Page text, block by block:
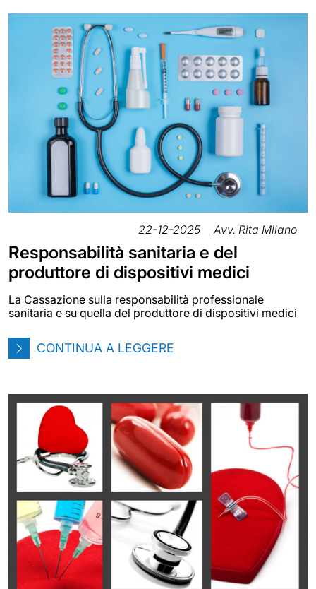
22-12-2025 Avv. Rita Milano
Responsabilità sanitaria e del
produttore di dispositivi medici
La Cassazione sulla responsabilità professionale
sanitaria e su quella del produttore di dispositivi medici
CONTINUA A LEGGERE